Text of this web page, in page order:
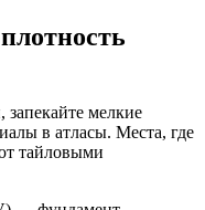
мелкие
в атласы. Места, где
тайловыми